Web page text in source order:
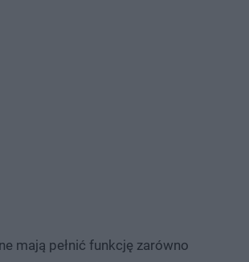
mają pełnić funkcję zarówno